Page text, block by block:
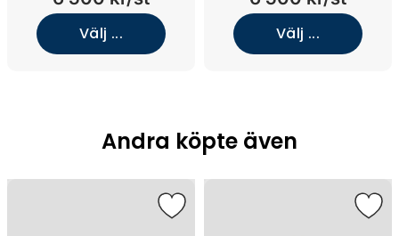
Välj ... Välj ...
Andra köpte även